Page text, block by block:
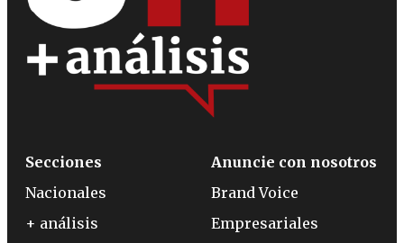
Secciones
Nacionales
+ análisis
Anuncie con nosotros
Brand Voice
Empresariales